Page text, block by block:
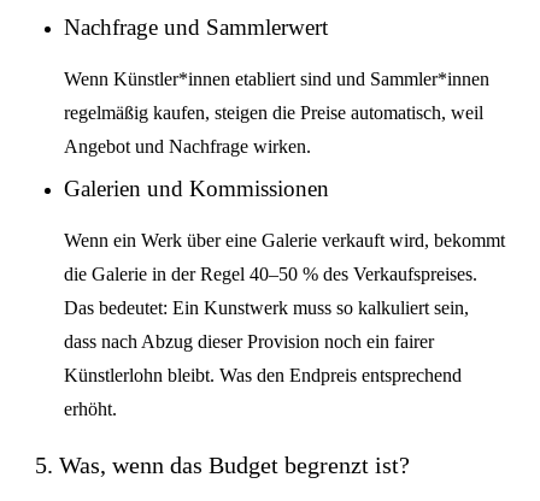
Nachfrage und Sammlerwert
Wenn Künstler*innen etabliert sind und Sammler*innen
regelmäßig kaufen, steigen die Preise automatisch, weil
Angebot und Nachfrage wirken.
Galerien und Kommissionen
Wenn ein Werk über eine Galerie verkauft wird, bekommt
die Galerie in der Regel 40–50 % des Verkaufspreises.
Das bedeutet: Ein Kunstwerk muss so kalkuliert sein,
dass nach Abzug dieser Provision noch ein fairer
Künstlerlohn bleibt. Was den Endpreis entsprechend
erhöht.
5. Was, wenn das Budget begrenzt ist?